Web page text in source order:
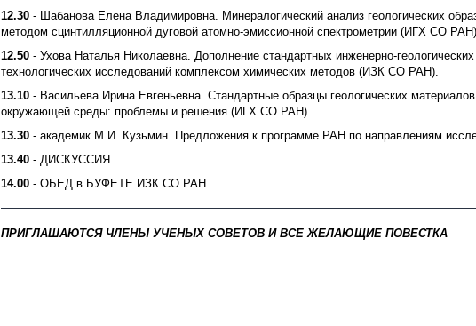
12.30 - Шабанова Елена Владимировна. Минералогический анализ геологических
методом сцинтилляционной дуговой атомно-эмиссионной спектрометрии (ИГХ СО
12.50 - Ухова Наталья Николаевна. Дополнение стандартных инженерно-
технологических исследований комплексом химических методов (ИЗК СО РАН).
13.10 - Васильева Ирина Евгеньевна. Стандартные образцы геологических
окружающей среды: проблемы и решения (ИГХ СО РАН).
13.30 - академик М.И. Кузьмин. Предложения к программе РАН по направлениям
13.40 - ДИСКУССИЯ.
14.00 - ОБЕД в БУФЕТЕ ИЗК СО РАН.
ПРИГЛАШАЮТСЯ ЧЛЕНЫ УЧЕНЫХ СОВЕТОВ И ВСЕ ЖЕЛАЮЩИЕ ПОВЕСТКА